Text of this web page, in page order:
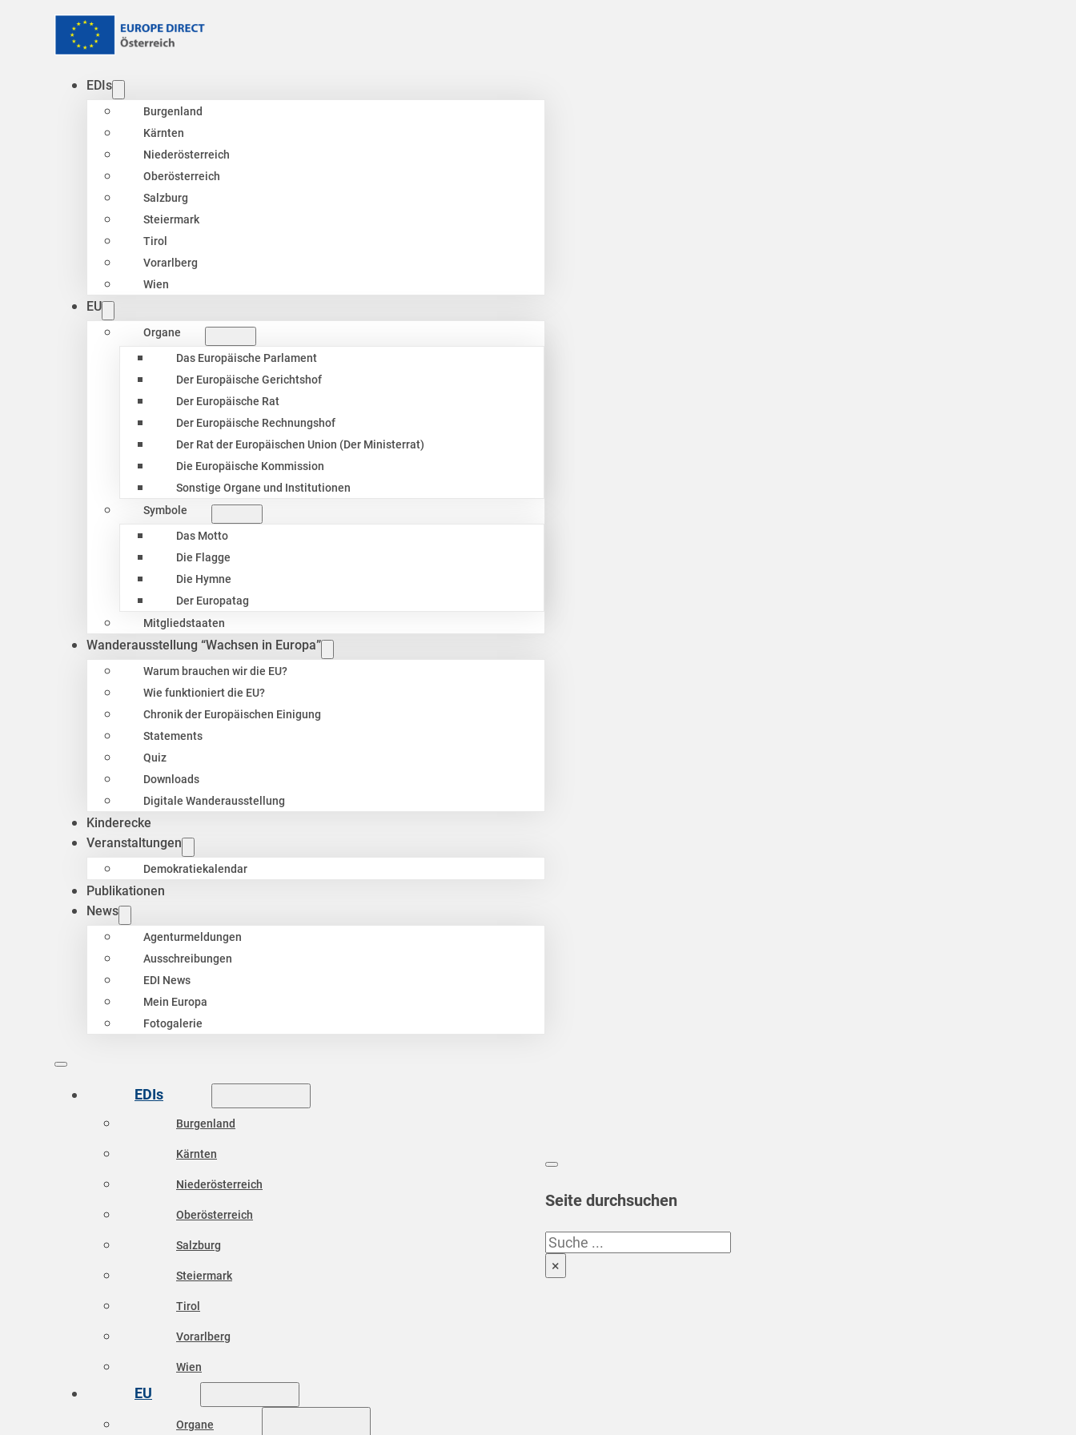
EDIs
Burgenland
Kärnten
Niederösterreich
Oberösterreich
Salzburg
Steiermark
Tirol
Vorarlberg
Wien
EU
Organe
Das Europäische Parlament
Der Europäische Gerichtshof
Der Europäische Rat
Der Europäische Rechnungshof
Der Rat der Europäischen Union (Der Ministerrat)
Die Europäische Kommission
Sonstige Organe und Institutionen
Symbole
Das Motto
Die Flagge
Die Hymne
Der Europatag
Mitgliedstaaten
Wanderausstellung “Wachsen in Europa”
Warum brauchen wir die EU?
Wie funktioniert die EU?
Chronik der Europäischen Einigung
Statements
Quiz
Downloads
Digitale Wanderausstellung
Kinderecke
Veranstaltungen
Demokratiekalendar
Publikationen
News
Agenturmeldungen
Ausschreibungen
EDI News
Mein Europa
Fotogalerie
EDIs
Burgenland
Kärnten
Niederösterreich
Oberösterreich
Salzburg
Steiermark
Tirol
Vorarlberg
Wien
EU
Organe
Seite durchsuchen
Suchen
×